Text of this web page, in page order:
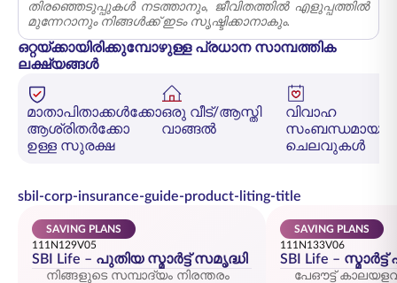
തിരഞ്ഞെടുപ്പുകൾ നടത്താനും, ജീവിതത്തിൽ എളുപ്പത്തിൽ
മുന്നേറാനും നിങ്ങൾക്ക് ഇടം സൃഷ്ടിക്കാനാകും.
ഒറ്റയ്ക്കായിരിക്കുമ്പോഴുള്ള പ്രധാന സാമ്പത്തിക
ലക്ഷ്യങ്ങൾ
മാതാപിതാക്കൾക്കോ
ആശ്രിതർക്കോ
ഉള്ള സുരക്ഷ
ഒരു വീട്/ആസ്തി
വാങ്ങൽ
വിവാഹ
സംബന്ധമായ
ചെലവുകൾ
sbil-corp-insurance-guide-product-liting-title
111N129V05
SAVING PLANS
SBI Life – പുതിയ സ്മാർട്ട് സമൃദ്ധി
നിങ്ങളുടെ സമ്പാദ്യം നിരന്തരം
111N133V06
SAVING PLANS
SBI Life –
പേഔട്ട്